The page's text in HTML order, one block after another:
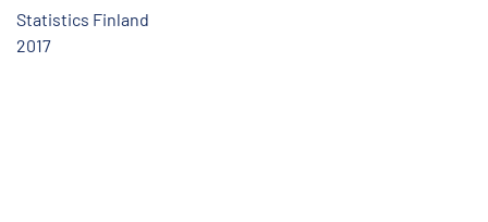
Statistics Finland
2017